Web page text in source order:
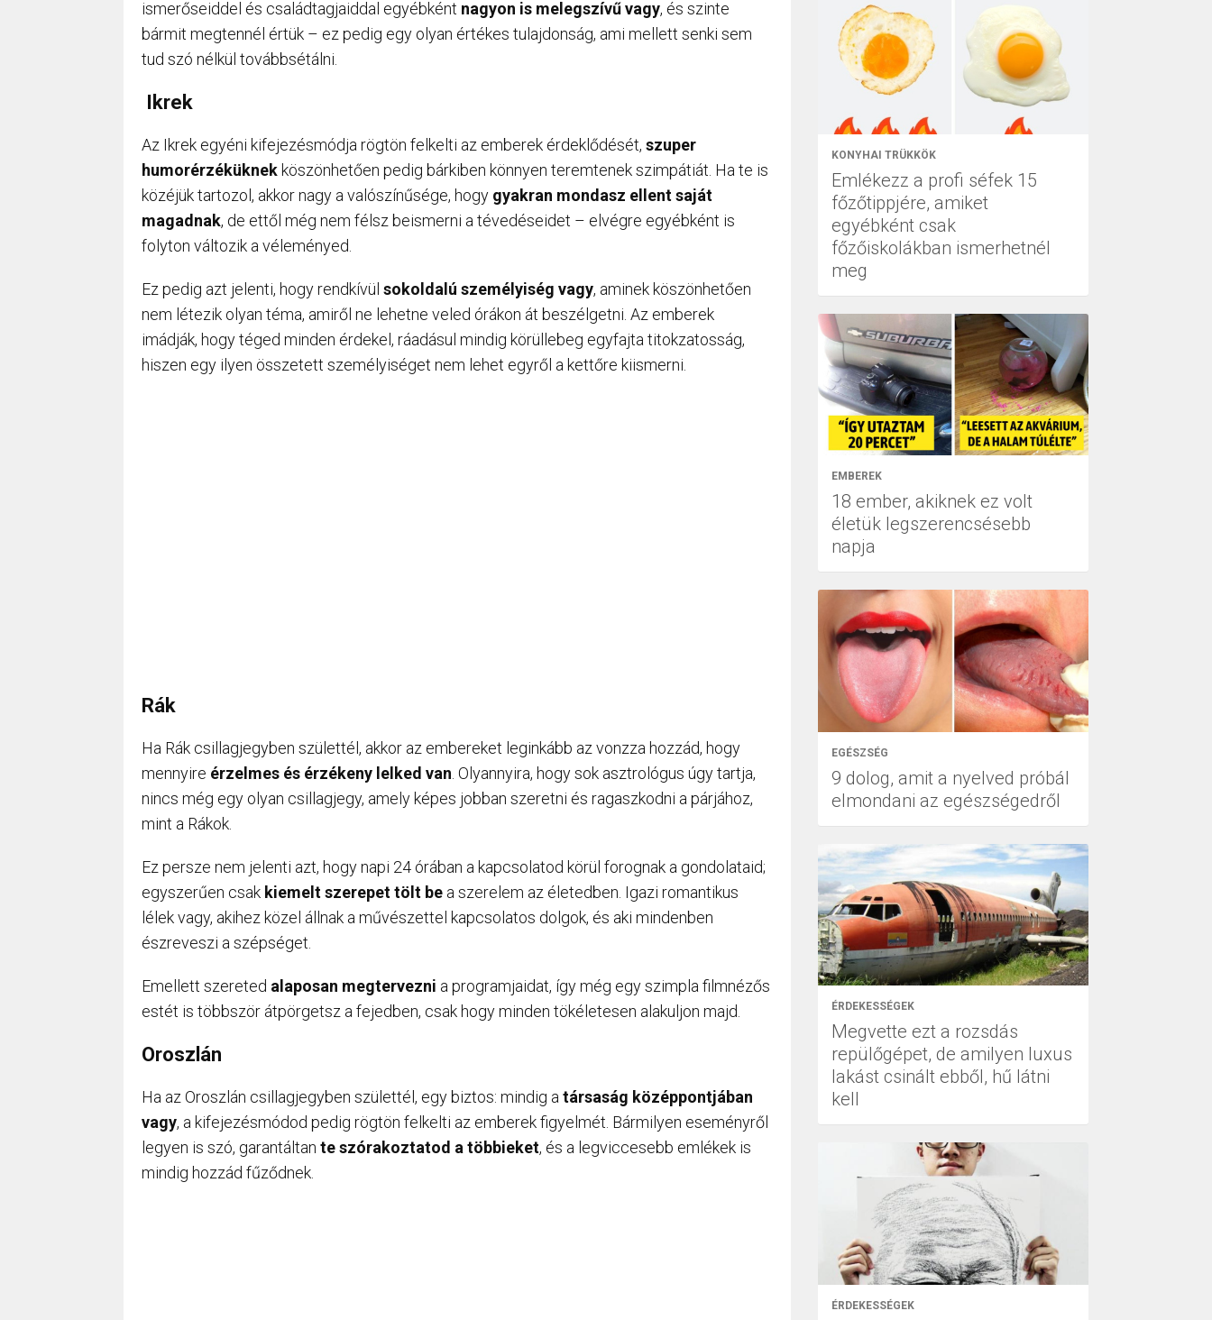
ismerőseiddel és családtagjaiddal egyébként nagyon is melegszívű vagy, és szinte
bármit megtennél értük – ez pedig egy olyan értékes tulajdonság, ami mellett senki sem
tud szó nélkül továbbsétálni.
Ikrek
Az Ikrek egyéni kifejezésmódja rögtön felkelti az emberek érdeklődését, szuper
humorérzéküknek köszönhetően pedig bárkiben könnyen teremtenek szimpátiát. Ha te is
közéjük tartozol, akkor nagy a valószínűsége, hogy gyakran mondasz ellent saját
magadnak, de ettől még nem félsz beismerni a tévedéseidet – elvégre egyébként is
folyton változik a véleményed.
Ez pedig azt jelenti, hogy rendkívül sokoldalú személyiség vagy, aminek köszönhetően
nem létezik olyan téma, amiről ne lehetne veled órákon át beszélgetni. Az emberek
imádják, hogy téged minden érdekel, ráadásul mindig körüllebeg egyfajta titokzatosság,
hiszen egy ilyen összetett személyiséget nem lehet egyről a kettőre kiismerni.
Rák
Ha Rák csillagjegyben születtél, akkor az embereket leginkább az vonzza hozzád, hogy
mennyire érzelmes és érzékeny lelked van . Olyannyira, hogy sok asztrológus úgy tartja,
nincs még egy olyan csillagjegy, amely képes jobban szeretni és ragaszkodni a párjához,
mint a Rákok.
Ez persze nem jelenti azt, hogy napi 24 órában a kapcsolatod körül forognak a gondolataid;
egyszerűen csak kiemelt szerepet tölt be a szerelem az életedben. Igazi romantikus
lélek vagy, akihez közel állnak a művészettel kapcsolatos dolgok, és aki mindenben
észreveszi a szépséget.
Emellett szereted alaposan megtervezni a programjaidat, így még egy szimpla filmnézős
estét is többször átpörgetsz a fejedben, csak hogy minden tökéletesen alakuljon majd.
Oroszlán
Ha az Oroszlán csillagjegyben születtél, egy biztos: mindig a társaság középpontjában
vagy, a kifejezésmódod pedig rögtön felkelti az emberek figyelmét. Bármilyen eseményről
legyen is szó, garantáltan te szórakoztatod a többieket, és a legviccesebb emlékek is
mindig hozzád fűződnek.
KONYHAI TRÜKKÖK
Emlékezz a profi séfek 15
főzőtippjére, amiket
egyébként csak
főzőiskolákban ismerhetnél
meg
EMBEREK
18 ember, akiknek ez volt
életük legszerencsésebb
napja
EGÉSZSÉG
9 dolog, amit a nyelved próbál
elmondani az egészségedről
ÉRDEKESSÉGEK
Megvette ezt a rozsdás
repülőgépet, de amilyen luxus
lakást csinált ebből, hű látni
kell
ÉRDEKESSÉGEK